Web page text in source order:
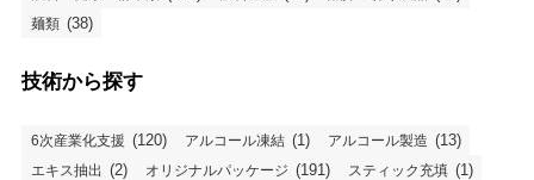
麺類 (38)
技術から探す
6次産業化支援 (120) アルコール凍結 (1) アルコール製造 (13)
エキス抽出 (2) オリジナルパッケージ (191) スティック充填 (1)